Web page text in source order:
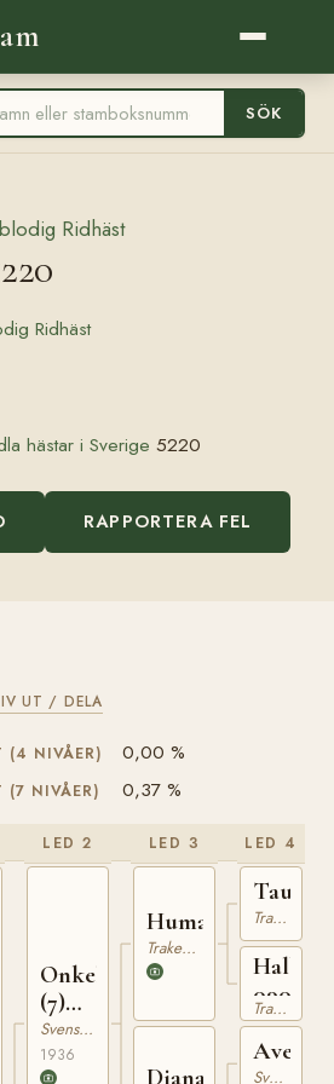
SÖK
Ridhäst
Ridhäst
hästar i Sverige 5220
RAPPORTERA FEL
UT / DELA
(4 NIVÅER) 0,00 %
(7 NIVÅER) 0,37 %
LED 2
Onkel
(7)
182 Svensk Varmblodig Ridhäst
1936
LED 3
Humanist
Trakehner
Diana
LED 4
Trakehner
Halbe
Trakehner
Avepal
Svensk Varmblodig Ridhäst